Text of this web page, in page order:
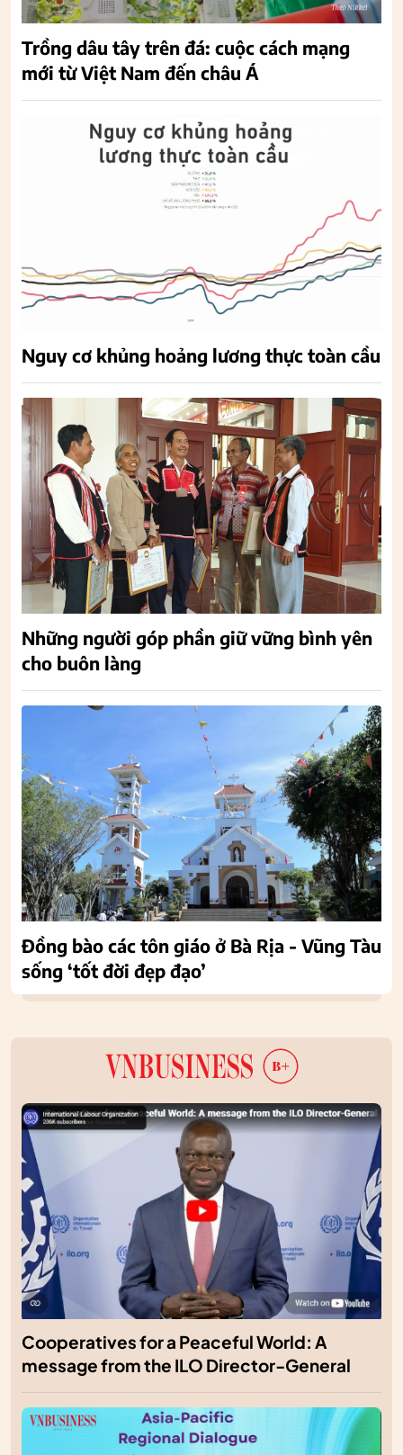
Trồng dâu tây trên đá: cuộc cách mạng
mới từ Việt Nam đến châu Á
Nguy cơ khủng hoảng lương thực toàn cầu
Những người góp phần giữ vững bình yên
cho buôn làng
Đồng bào các tôn giáo ở Bà Rịa - Vũng Tàu
sống ‘tốt đời đẹp đạo’
Cooperatives for a Peaceful World: A
message from the ILO Director-General